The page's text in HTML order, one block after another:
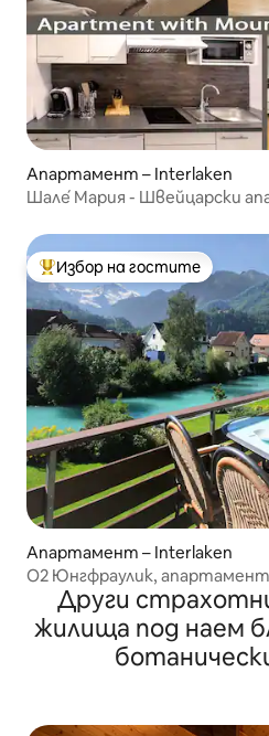
Апартамент – Interlaken
Шале́ Мария - Швейцарски
Най-популярен избор на
Избор на гостите
Апартамент – Interlaken
O2 Юнгфраулик,
Други
жилища под наем